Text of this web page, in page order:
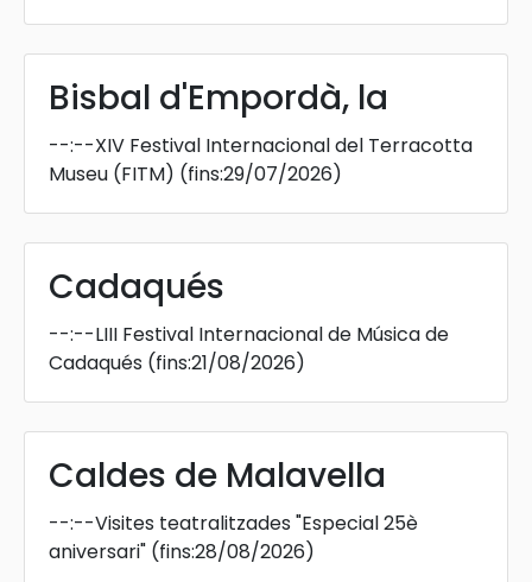
Bisbal d'Empordà, la
--:--XIV Festival Internacional del Terracotta
Museu (FITM) (fins:29/07/2026)
Cadaqués
--:--LIII Festival Internacional de Música de
Cadaqués (fins:21/08/2026)
Caldes de Malavella
--:--Visites teatralitzades "Especial 25è
aniversari" (fins:28/08/2026)